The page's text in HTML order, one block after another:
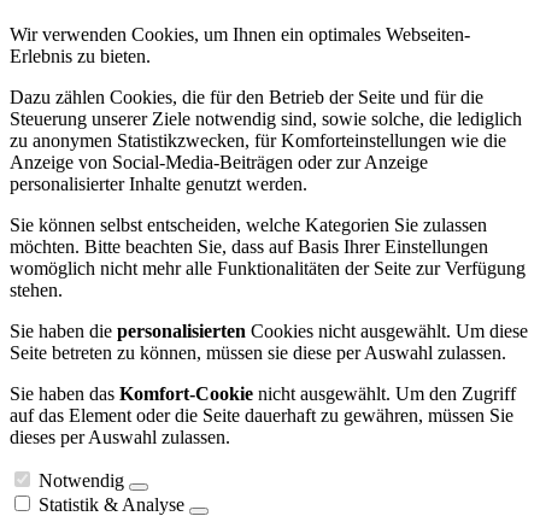
Wir verwenden Cookies, um Ihnen ein optimales Webseiten-
Erlebnis zu bieten.
Dazu zählen Cookies, die für den Betrieb der Seite und für die
Steuerung unserer Ziele notwendig sind, sowie solche, die lediglich
zu anonymen Statistikzwecken, für Komforteinstellungen wie die
Anzeige von Social-Media-Beiträgen oder zur Anzeige
personalisierter Inhalte genutzt werden.
Sie können selbst entscheiden, welche Kategorien Sie zulassen
möchten. Bitte beachten Sie, dass auf Basis Ihrer Einstellungen
womöglich nicht mehr alle Funktionalitäten der Seite zur Verfügung
stehen.
Sie haben die personalisierten Cookies nicht ausgewählt. Um diese
Seite betreten zu können, müssen sie diese per Auswahl zulassen.
Sie haben das Komfort-Cookie nicht ausgewählt. Um den Zugriff
auf das Element oder die Seite dauerhaft zu gewähren, müssen Sie
dieses per Auswahl zulassen.
Notwendig
Statistik & Analyse